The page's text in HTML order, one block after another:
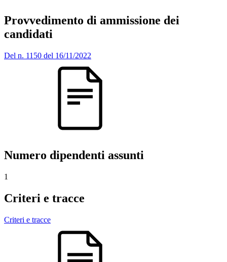
Provvedimento di ammissione dei
candidati
Del n. 1150 del 16/11/2022
Numero dipendenti assunti
1
Criteri e tracce
Criteri e tracce